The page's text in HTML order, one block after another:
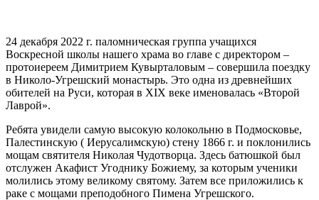
24 декабря 2022 г. паломническая группа учащихся
Воскресной школы нашего храма во главе с директором –
протоиереем Димитрием Кувырталовым – совершила поездку
в Николо-Угрешский монастырь. Это одна из древнейших
обителей на Руси, которая в ХIХ веке именовалась «Второй
Лаврой».
Ребята увидели самую высокую колокольню в Подмосковье,
Палестинскую ( Иерусалимскую) стену 1866 г. и поклонились
мощам святителя Николая Чудотворца. Здесь батюшкой был
отслужен Акафист Угоднику Божиему, за которым ученики
молились этому великому святому. Затем все приложились к
раке с мощами преподобного Пимена Угрешского.